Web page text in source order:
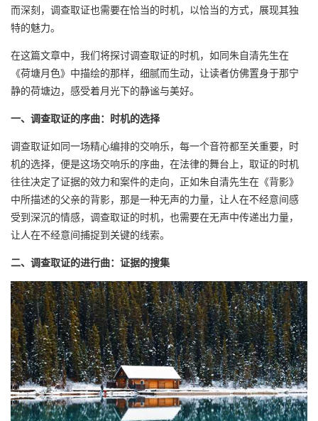
而深刻，调查取证也需要在恰当的时机，以恰当的方式，展现其独
特的魅力。
在这篇文章中，我们将探讨调查取证的时机，如同朱自清先生在
《荷塘月色》中描绘的那样，细腻而生动，让读者仿佛置身于那宁
静的荷塘边，感受着月光下的静谧与美好。
一、调查取证的序曲：时机的选择
调查取证如同一场精心编排的交响乐，每一个音符都至关重要，时
机的选择，便是这场交响乐的序曲，在法律的舞台上，取证的时机
往往决定了证据的效力和案件的走向，正如朱自清先生在《背影》
中所描述的父亲的背影，那是一种无声的力量，让人在不经意间感
受到深沉的情感，调查取证的时机，也需要在无声中传递出力量，
让人在不经意间捕捉到关键的线索。
二、调查取证的进行曲：证据的搜集